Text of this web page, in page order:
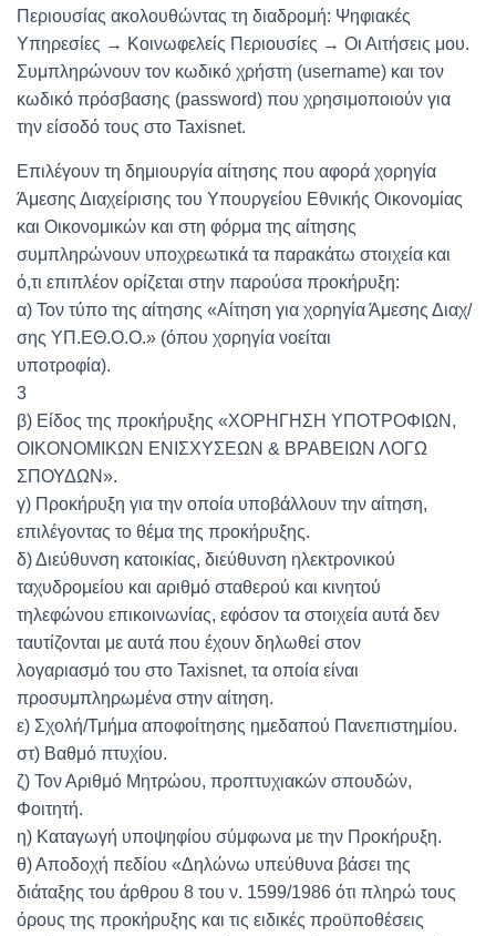
Περιουσίας ακολουθώντας τη διαδρομή: Ψηφιακές
Υπηρεσίες → Κοινωφελείς Περιουσίες → Οι Αιτήσεις μου.
Συμπληρώνουν τον κωδικό χρήστη (username) και τον
κωδικό πρόσβασης (password) που χρησιμοποιούν για
την είσοδό τους στο Taxisnet.
Επιλέγουν τη δημιουργία αίτησης που αφορά χορηγία
Άμεσης Διαχείρισης του Υπουργείου Εθνικής Οικονομίας
και Οικονομικών και στη φόρμα της αίτησης
συμπληρώνουν υποχρεωτικά τα παρακάτω στοιχεία και
ό,τι επιπλέον ορίζεται στην παρούσα προκήρυξη:
α) Τον τύπο της αίτησης «Αίτηση για χορηγία Άμεσης Διαχ/
σης ΥΠ.ΕΘ.Ο.Ο.» (όπου χορηγία νοείται
υποτροφία).
3
β) Είδος της προκήρυξης «ΧΟΡΗΓΗΣΗ ΥΠΟΤΡΟΦΙΩΝ,
ΟΙΚΟΝΟΜΙΚΩΝ ΕΝΙΣΧΥΣΕΩΝ & ΒΡΑΒΕΙΩΝ ΛΟΓΩ
ΣΠΟΥΔΩΝ».
γ) Προκήρυξη για την οποία υποβάλλουν την αίτηση,
επιλέγοντας το θέμα της προκήρυξης.
δ) Διεύθυνση κατοικίας, διεύθυνση ηλεκτρονικού
ταχυδρομείου και αριθμό σταθερού και κινητού
τηλεφώνου επικοινωνίας, εφόσον τα στοιχεία αυτά δεν
ταυτίζονται με αυτά που έχουν δηλωθεί στον
λογαριασμό του στο Taxisnet, τα οποία είναι
προσυμπληρωμένα στην αίτηση.
ε) Σχολή/Τμήμα αποφοίτησης ημεδαπού Πανεπιστημίου.
στ) Βαθμό πτυχίου.
ζ) Τον Αριθμό Μητρώου, προπτυχιακών σπουδών,
Φοιτητή.
η) Καταγωγή υποψηφίου σύμφωνα με την Προκήρυξη.
θ) Αποδοχή πεδίου «Δηλώνω υπεύθυνα βάσει της
διάταξης του άρθρου 8 του ν. 1599/1986 ότι πληρώ τους
όρους της προκήρυξης και τις ειδικές προϋποθέσεις